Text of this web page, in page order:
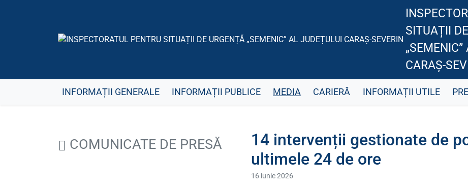
SITUAȚII
„SEMENIC”
CARAȘ-
INFORMAȚII GENERALE INFORMAȚII PUBLICE MEDIA CARIERĂ INFORMAȚII UTILE
COMUNICATE DE PRESĂ
14 intervenții gestionate de
ultimele 24 de ore
16 iunie 2026